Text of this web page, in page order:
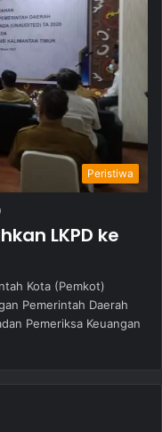
Peristiwa
LKPD ke
Kota (Pemkot)
Pemerintah Daerah
Pemeriksa Keuangan